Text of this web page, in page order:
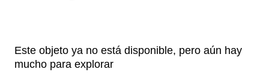
Este objeto ya no está disponible, pero aún hay
mucho para explorar